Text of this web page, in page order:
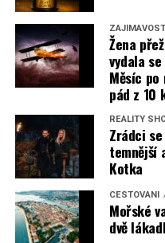
Žena
vydala
Měsíc
pád z 10
REALITY
Zrádci
temnější
Kotka
CESTOVÁNÍ
Mořské
dvě